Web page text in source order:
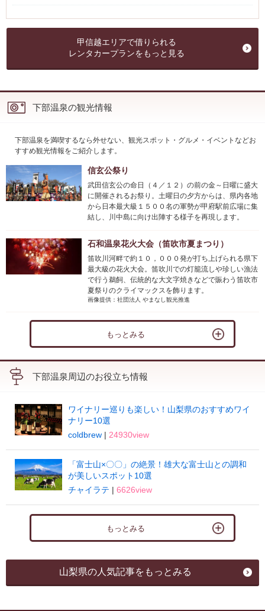
甲信越エリアで借りられる
レンタカープランをもっと見る
下部温泉の観光情報
下部温泉を満喫するなら外せない、観光スポット・グルメ・イベントなどお
すすめ観光情報をご紹介します。
信玄公祭り
武田信玄公の命日（４／１２）の前の金～日曜に盛大
に開催されるお祭り。土曜日の夕方からは、県内各地
から日本最大級１５００名の軍勢が甲府駅前広場に集
結し、川中島に向け出陣する様子を再現します。
石和温泉花火大会（笛吹市夏まつり）
笛吹川河畔で約１０，０００発が打ち上げられる県下
最大級の花火大会。笛吹川での灯籠流しや珍しい漁法
で行う鵜飼、伝統的な大文字焼きなどで賑わう笛吹市
夏祭りのクライマックスを飾ります。
画像提供：社団法人 やまなし観光推進
もっとみる
下部温泉周辺のお役立ち情報
ワイナリー巡りも楽しい！山梨県のおすすめワイ
ナリー10選
coldbrew| 24930view
「富士山×〇〇」の絶景！雄大な富士山との調和
が美しいスポット10選
チャイラテ | 6626view
もっとみる
山梨県の人気記事をもっとみる